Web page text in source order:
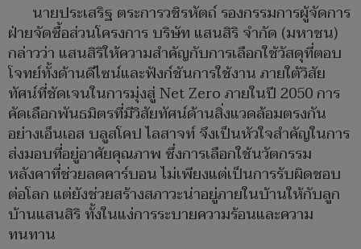
นายประเสริฐ ตระการวชิรหัตถ์ รองกรรมการผู้จัดการ
ฝ่ายจัดซื้อส่วนโครงการ บริษัท แสนสิริ จำกัด (มหาชน)
กล่าวว่า แสนสิริให้ความสำคัญกับการเลือกใช้วัสดุที่ตอบ
โจทย์ทั้งด้านดีไซน์และฟังก์ชันการใช้งาน ภายใต้วิสัย
ทัศน์ที่ชัดเจนในการมุ่งสู่ Net Zero ภายในปี 2050 การ
คัดเลือกพันธมิตรที่มีวิสัยทัศน์ด้านสิ่งแวดล้อมตรงกัน
อย่างเอ็นเอส บลูสโคป ไลสาจท์ จึงเป็นหัวใจสำคัญในการ
ส่งมอบที่อยู่อาศัยคุณภาพ ซึ่งการเลือกใช้นวัตกรรม
หลังคาที่ช่วยลดคาร์บอน ไม่เพียงแต่เป็นการรับผิดชอบ
ต่อโลก แต่ยังช่วยสร้างสภาวะน่าอยู่ภายในบ้านให้กับลูก
บ้านแสนสิริ ทั้งในแง่การระบายความร้อนและความ
ทนทาน